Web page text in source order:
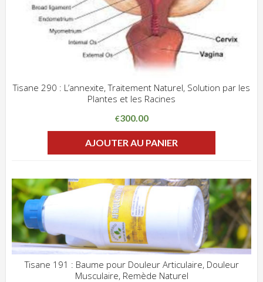
Tisane 290 : L’annexite, Traitement Naturel, Solution par les
Plantes et les Racines
€300.00
AJOUTER AU PANIER
CLIQUEZ POUR VOIR
ADD WISHLIST
Tisane 191 : Baume pour Douleur Articulaire, Douleur
Musculaire, Remède Naturel